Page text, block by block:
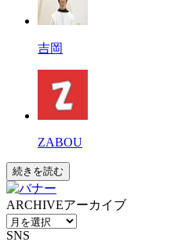
吉岡
ZABOU
続きを読む
ARCHIVEアーカイブ
SNS